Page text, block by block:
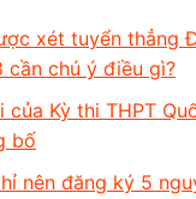
xét tuyển thẳng
cần chú ý điều gì?
của Kỳ thi THPT
bố
nên đăng ký 5